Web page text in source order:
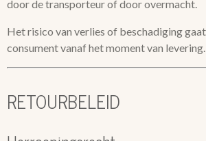
door de transporteur of door overmacht.
Het risico van verlies of beschadiging
consument vanaf het moment van levering.
RETOURBELEID